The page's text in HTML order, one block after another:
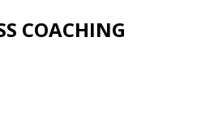
COACHING